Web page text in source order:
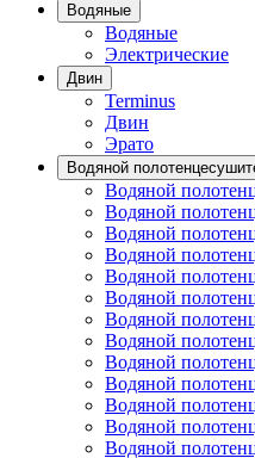
Водяные
Водяные
Электрические
Двин
Terminus
Двин
Эрато
Водяной
Водяной
Водяной
Водяной
Водяной
Водяной
Водяной
Водяной
Водяной
Водяной
Водяной
Водяной
Водяной
Водяной